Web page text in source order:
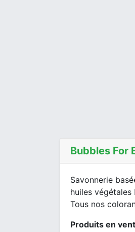
Bubbles For
Savonnerie
huiles
Tous nos
Produits en